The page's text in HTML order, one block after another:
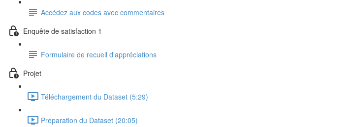
Accédez aux codes avec commentaires
Enquête de satisfaction 1
Formulaire de recueil d'appréciations
Projet
Téléchargement du Dataset (5:29)
Préparation du Dataset (20:05)